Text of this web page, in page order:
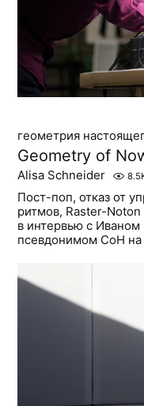
геометрия
Geometry of
Alisa Schneider
Пост-поп, отказ от
ритмов, Raster-
в интервью с
псевдонимом СоН на